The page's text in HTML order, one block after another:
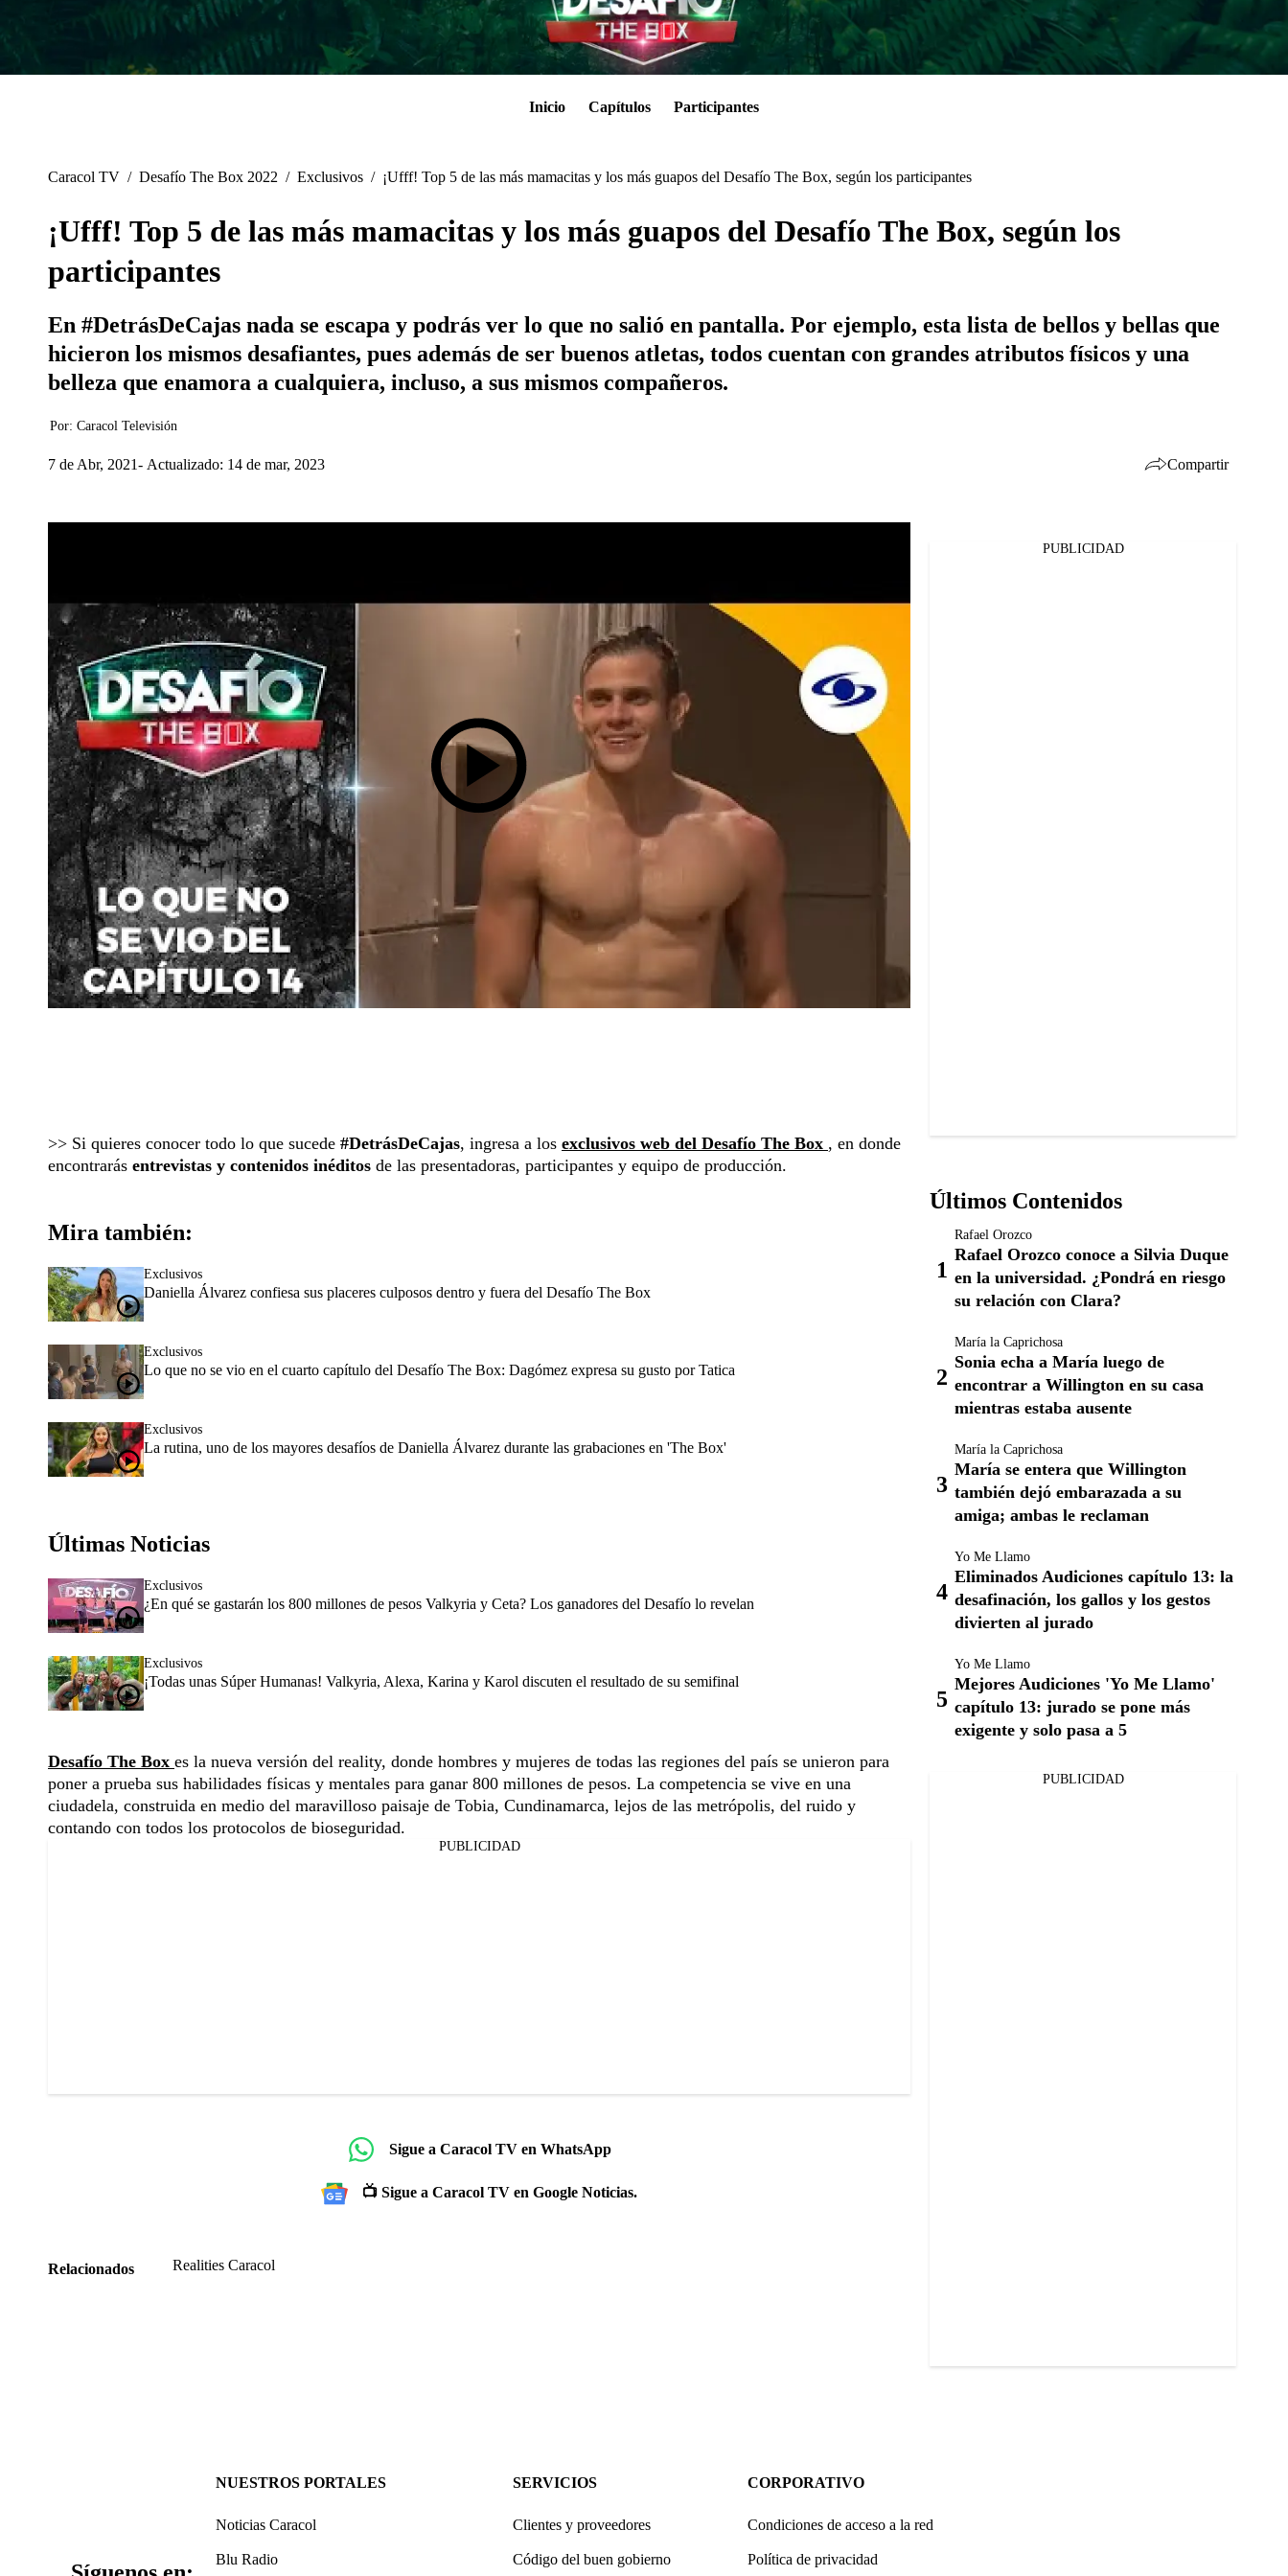
Inicio Capítulos Participantes
Caracol TV / Desafío The Box 2022 / Exclusivos / ¡Ufff! Top 5 de las más mamacitas y los más guapos del Desafío The Box, según los participantes
¡Ufff! Top 5 de las más mamacitas y los más guapos del Desafío The Box, según los
participantes
En #DetrásDeCajas nada se escapa y podrás ver lo que no salió en pantalla. Por ejemplo, esta lista de bellos y bellas que
hicieron los mismos desafiantes, pues además de ser buenos atletas, todos cuentan con grandes atributos físicos y una
belleza que enamora a cualquiera, incluso, a sus mismos compañeros.
Por: Caracol Televisión
7 de Abr, 2021 Actualizado: 14 de mar, 2023 Compartir
Whatsapp
>> Si quieres conocer todo lo que sucede #DetrásDeCajas, ingresa a los exclusivos web del Desafío The Box , en donde
encontrarás entrevistas y contenidos inéditos de las presentadoras, participantes y equipo de producción.
Mira también:
Exclusivos
Daniella Álvarez confiesa sus placeres culposos dentro y fuera del Desafío The Box
Exclusivos
Lo que no se vio en el cuarto capítulo del Desafío The Box: Dagómez expresa su gusto por Tatica
Exclusivos
La rutina, uno de los mayores desafíos de Daniella Álvarez durante las grabaciones en 'The Box'
Últimas Noticias
Exclusivos
¿En qué se gastarán los 800 millones de pesos Valkyria y Ceta? Los ganadores del Desafío lo revelan
Exclusivos
¡Todas unas Súper Humanas! Valkyria, Alexa, Karina y Karol discuten el resultado de su semifinal
Desafío The Box es la nueva versión del reality, donde hombres y mujeres de todas las regiones del país se unieron para
poner a prueba sus habilidades físicas y mentales para ganar 800 millones de pesos. La competencia se vive en una
ciudadela, construida en medio del maravilloso paisaje de Tobia, Cundinamarca, lejos de las metrópolis, del ruido y
contando con todos los protocolos de bioseguridad.
PUBLICIDAD
Sigue a Caracol TV en WhatsApp
📺 Sigue a Caracol TV en Google Noticias.
Relacionados Realities Caracol
PUBLICIDAD
Últimos Contenidos
Rafael Orozco
Rafael Orozco conoce a Silvia Duque
en la universidad. ¿Pondrá en riesgo
su relación con Clara?
María la Caprichosa
Sonia echa a María luego de
encontrar a Willington en su casa
mientras estaba ausente
María la Caprichosa
María se entera que Willington
también dejó embarazada a su
amiga; ambas le reclaman
Yo Me Llamo
Eliminados Audiciones capítulo 13: la
desafinación, los gallos y los gestos
divierten al jurado
Yo Me Llamo
Mejores Audiciones 'Yo Me Llamo'
capítulo 13: jurado se pone más
exigente y solo pasa a 5
PUBLICIDAD
NUESTROS PORTALES
Noticias Caracol
Blu Radio
SERVICIOS
Clientes y proveedores
Código del buen gobierno
CORPORATIVO
Condiciones de acceso a la red
Política de privacidad